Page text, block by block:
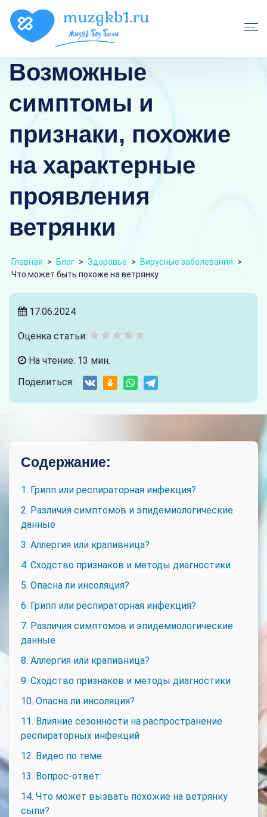
Возможные
симптомы и
признаки, похожие
на характерные
проявления
ветрянки
Главная > Блог > Здоровье > Вирусные заболевания >
Что может быть похоже на ветрянку
17.06.2024
Оценка статьи:
На чтение: 13 мин.
Поделиться:
Содержание:
1. Грипп или респираторная инфекция?
2. Различия симптомов и эпидемиологические
данные
3. Аллергия или крапивница?
4. Сходство признаков и методы диагностики
5. Опасна ли инсоляция?
6. Грипп или респираторная инфекция?
7. Различия симптомов и эпидемиологические
данные
8. Аллергия или крапивница?
9. Сходство признаков и методы диагностики
10. Опасна ли инсоляция?
11. Влияние сезонности на распространение
респираторных инфекций
12. Видео по теме:
13. Вопрос-ответ:
14. Что может вызвать похожие на ветрянку
сыпи?